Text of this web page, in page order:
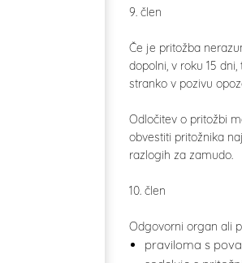
9. člen
Če je pritožba
dopolni, v roku 15
stranko v pozivu
Odločitev o pritožbi
obvestiti pritožnika
razlogih za zamudo.
10. člen
Odgovorni organ ali
praviloma s